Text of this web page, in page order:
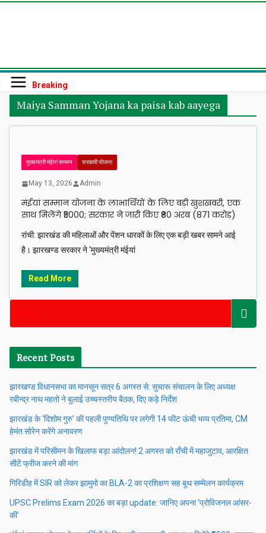
Breaking
Maiya Samman Yojana ka paisa kab aayega
मुख्यमंत्री मंईयां सम्मान सरकारी योजना
May 13, 2026 Admin
मंईयां सम्मान योजना के लाभार्थियों के लिए बड़ी खुशखबरी, एक
साथ मिलेंगे ₹5000; सरकार ने जारी किए ₹80 अरब (871 करोड़)
रांची: झारखंड की महिलाओं और पेंशन धारकों के लिए एक बड़ी खबर सामने आई
है। झारखण्ड सरकार ने ‘मुख्यमंत्री मंईयां
Read More
Recent Posts
झारखण्ड विधानसभा का मानसून सत्र 6 अगस्त से: सुचारू संचालन के लिए अध्यक्ष
रबीन्द्र नाथ महतो ने बुलाई उच्चस्तरीय बैठक, दिए कड़े निर्देश
झारखंड के ‘दिशोम गुरु’ की पहली पुण्यतिथि पर लगेगी 14 फीट ऊंची भव्य प्रतिमा, CM
हेमंत सोरेन करेंगे अनावरण
झारखंड में परिसीमन के खिलाफ बड़ा आंदोलन! 2 अगस्त को राँची में महाजुटाव, आरक्षित
सीटें फ्रीज करने की मांग
गिरिडीह में SIR को लेकर झामुमो का BLA-2 का प्रशिक्षण सह बूथ सम्मेलन कार्यक्रम
UPSC Prelims Exam 2026 का बड़ा update: जानिए अपना ‘प्रोविजनल आंसर-
की’